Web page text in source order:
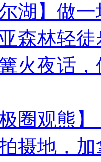
尔湖】做
森林轻
火夜话
极圈观熊
摄地，